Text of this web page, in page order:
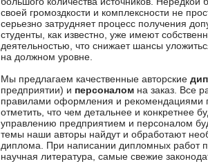
своей громоздкости и комплексности не
серьезно затрудняет процесс получения
студенты, как известно, уже имеют
деятельностью, что снижает шансы
на должном уровне.
Мы предлагаем качественные авторские
предприятии) и персоналом на заказ. Все
правилами оформления и рекомендациями
отметить, что чем детальнее и конкретнее
управлению предприятием и персоналом
темы наши авторы найдут и обработают
диплома. При написании дипломных работ
научная литература, самые свежие